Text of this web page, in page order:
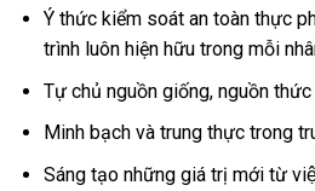
Ý thức kiểm soát an toàn thực
trình luôn hiện hữu trong mỗi
Tự chủ nguồn giống, nguồn
Minh bạch và trung thực trong
Sáng tạo những giá trị mới từ